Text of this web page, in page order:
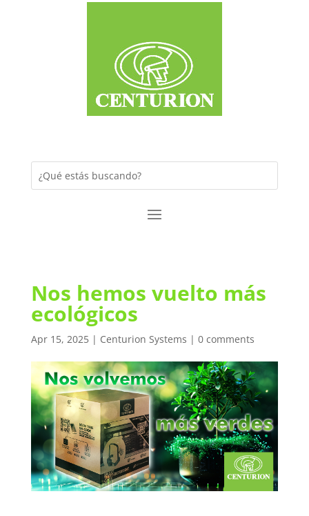
Nos hemos vuelto más
ecológicos
Apr 15, 2025| Centurion Systems | 0 comments